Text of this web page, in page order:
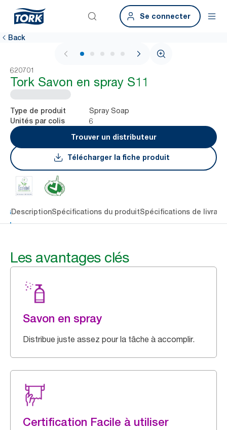
Se connecter
Back
1 / 5
620701
Tork Savon en spray S11
Type de produit Spray Soap
Unités par colis
6
Trouver un distributeur
Télécharger la fiche produit
DescriptionSpécifications du produitSpécifications de
Les avantages clés
Savon en spray
Distribue juste assez pour la tâche à accomplir.
Certification Facile à utiliser